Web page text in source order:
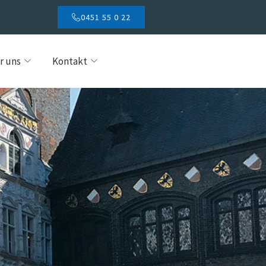
0451 55 0 22
uns Kontakt